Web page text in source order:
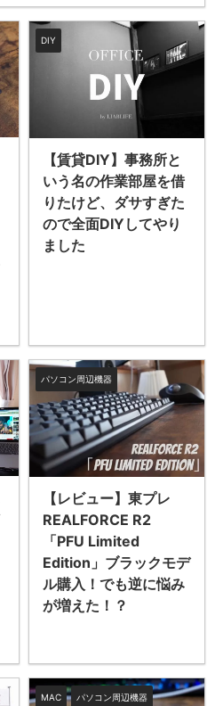
DIY
【賃貸DIY】事務所と
いう名の作業部屋を借
りたけど、ダサすぎた
ので全面DIYしてやり
ました
パソコン周辺機器
【レビュー】東プレ
REALFORCE R2
「PFU Limited
Edition」ブラックモデ
ル購入！でも逆に悩み
が増えた！？
MAC パソコン周辺機器